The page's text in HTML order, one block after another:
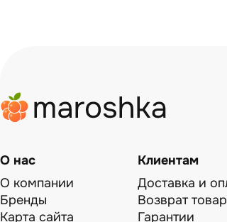
О нас
О компании
Бренды
Карта сайта
Клиентам
Доставка и
Возврат
Гарантии